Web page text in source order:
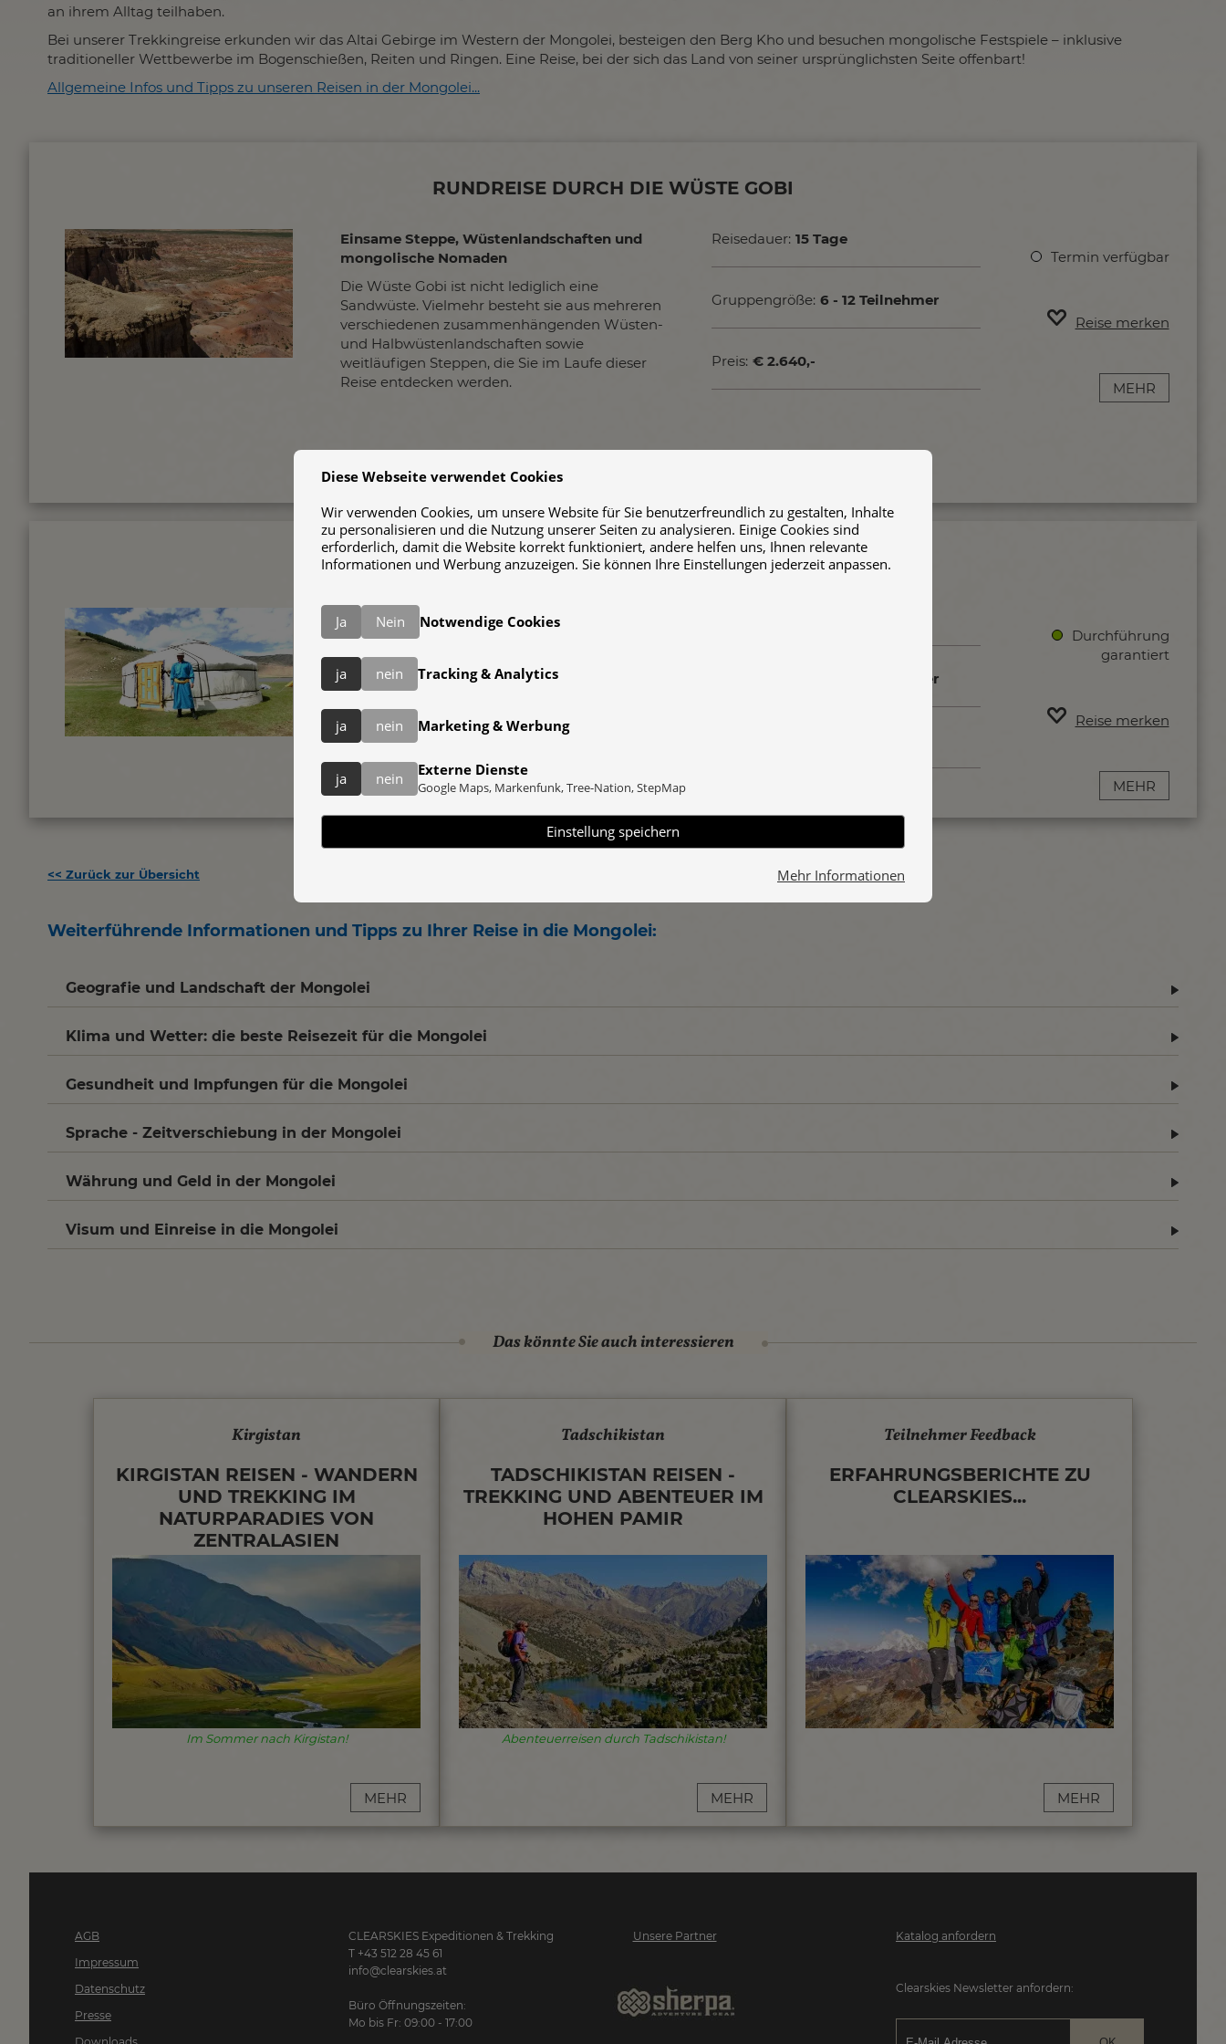
an ihrem Alltag teilhaben.
Bei unserer Trekkingreise erkunden wir das Altai Gebirge im Western der Mongolei, besteigen den Berg Kho und besuchen mongolische Festspiele – inklusive
traditioneller Wettbewerbe im Bogenschießen, Reiten und Ringen. Eine Reise, bei der sich das Land von seiner ursprünglichsten Seite offenbart!
Allgemeine Infos und Tipps zu unseren Reisen in der Mongolei...
RUNDREISE DURCH DIE WÜSTE GOBI
Einsame Steppe, Wüstenlandschaften und
mongolische Nomaden
Die Wüste Gobi ist nicht lediglich eine
Sandwüste. Vielmehr besteht sie aus mehreren
verschiedenen zusammenhängenden Wüsten-
und Halbwüstenlandschaften sowie
weitläufigen Steppen, die Sie im Laufe dieser
Reise entdecken werden.
Reisedauer: 15 Tage
Gruppengröße: 6 - 12 Teilnehmer
Preis: € 2.640,-
Termin verfügbar
Reise merken
MEHR
TREKKING ZUM HEILIGEN BERG MUNKH KHAIRKHAN
Trekking, Naturerlebnis und Nomadenkultur
in der Mongolei
Erlebnisreiches Trekking im abgelegenen
Westen der Mongolei. Mit Kamelkarawane
Nationalpark im Land des Dschingis Khan.
6 - 12 Teilnehmer
Durchführung
garantiert
Reise merken
MEHR
<< Zurück zur Übersicht
Weiterführende Informationen und Tipps zu Ihrer Reise in die Mongolei:
Geografie und Landschaft der Mongolei
Klima und Wetter: die beste Reisezeit für die Mongolei
Gesundheit und Impfungen für die Mongolei
Sprache - Zeitverschiebung in der Mongolei
Währung und Geld in der Mongolei
Visum und Einreise in die Mongolei
Das könnte Sie auch interessieren
Kirgistan
KIRGISTAN REISEN - WANDERN
UND TREKKING IM
NATURPARADIES VON
ZENTRALASIEN
Im Sommer nach Kirgistan!
MEHR
Tadschikistan
TADSCHIKISTAN REISEN -
TREKKING UND ABENTEUER IM
HOHEN PAMIR
Abenteuerreisen durch Tadschikistan!
MEHR
Teilnehmer Feedback
ERFAHRUNGSBERICHTE ZU
CLEARSKIES...
MEHR
AGB
Impressum
Datenschutz
Presse
CLEARSKIES Expeditionen & Trekking
T +43 512 28 45 61
info@clearskies.at
Büro Öffnungszeiten:
Mo bis Fr: 09:00 - 17:00
Unsere Partner Katalog anfordern
Clearskies Newsletter anfordern:
Diese Webseite verwendet Cookies
Wir verwenden Cookies, um unsere Website für Sie benutzerfreundlich zu gestalten, Inhalte
zu personalisieren und die Nutzung unserer Seiten zu analysieren. Einige Cookies sind
erforderlich, damit die Website korrekt funktioniert, andere helfen uns, Ihnen relevante
Informationen und Werbung anzuzeigen. Sie können Ihre Einstellungen jederzeit anpassen.
Ja Nein Notwendige Cookies
ja nein Tracking & Analytics
ja nein Marketing & Werbung
ja nein Externe Dienste
Google Maps, Markenfunk, Tree-Nation, StepMap
Einstellung speichern
Mehr Informationen